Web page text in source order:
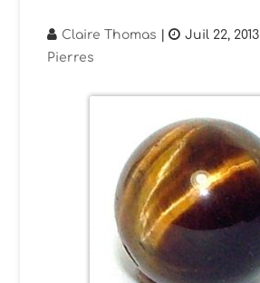
Claire Thomas | Juil 22, 2013
Pierres